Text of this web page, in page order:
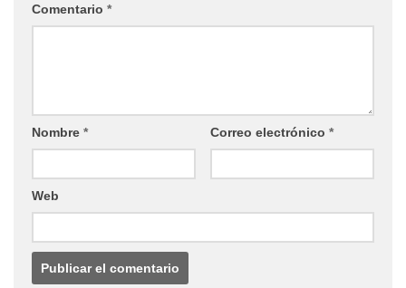
Comentario *
Nombre * Correo electrónico *
Web